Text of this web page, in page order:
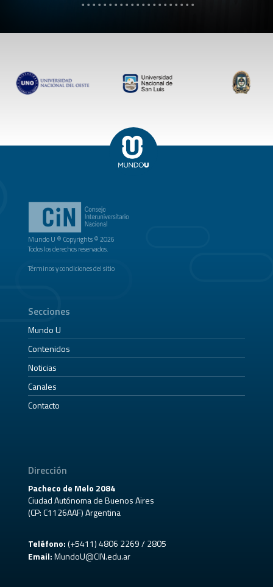
Mundo U ® Copyrights © 2026
Todos los derechos reservados.
Términos y condiciones del sitio
Secciones
Mundo U
Contenidos
Noticias
Canales
Contacto
Dirección
Pacheco de Melo 2084
Ciudad Autónoma de Buenos Aires
(CP: C1126AAF) Argentina
Teléfono:(+5411) 4806 2269 / 2805
Email: MundoU@CIN.edu.ar